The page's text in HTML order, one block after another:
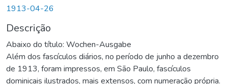
1913-04-26
Descrição
Abaixo do título: Wochen-Ausgabe
Além dos fascículos diários, no período de junho a dezembro
de 1913, foram impressos, em São Paulo, fascículos
dominicais ilustrados, mais extensos, com numeração própria.